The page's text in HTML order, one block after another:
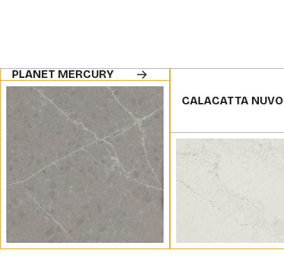
PLANET MERCURY
CALACATTA NUVO